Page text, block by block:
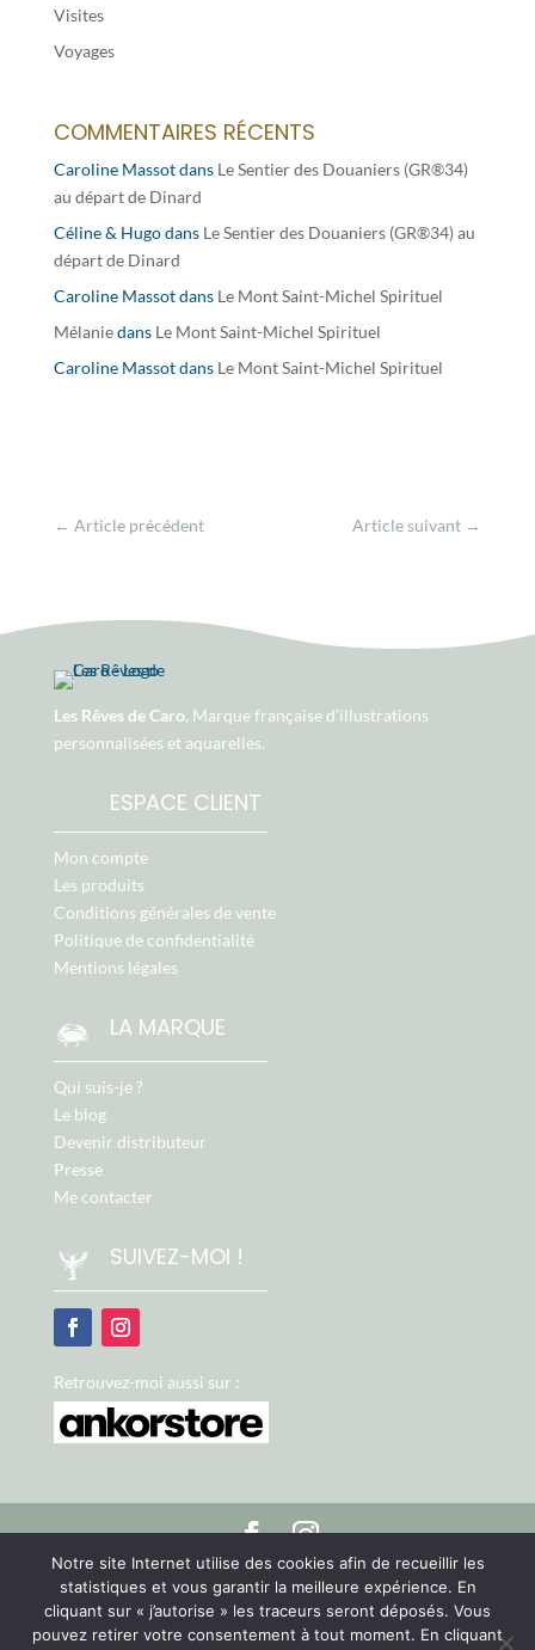
Visites
Voyages
COMMENTAIRES RÉCENTS
Caroline Massotdans Le Sentier des Douaniers (GR®34)
au départ de Dinard
Céline & Hugodans Le Sentier des Douaniers (GR®34) au
départ de Dinard
Caroline Massotdans Le Mont Saint-Michel Spirituel
Mélaniedans Le Mont Saint-Michel Spirituel
Caroline Massotdans Le Mont Saint-Michel Spirituel
← Article précédent Article suivant →
Les Rêves de Caro, Marque française d'illustrations
personnalisées et aquarelles.
ESPACE CLIENT
Mon compte
Les produits
Conditions générales de vente
Politique de confidentialité
Mentions légales
LA MARQUE
Qui suis-je ?
Le blog
Devenir distributeur
Presse
Me contacter
SUIVEZ-MOI !
Retrouvez-moi aussi sur :
©ARTEO Digital - Agence Web & Communication sur Le
Notre site Internet utilise des cookies afin de recueillir les
statistiques et vous garantir la meilleure expérience. En
cliquant sur « j’autorise » les traceurs seront déposés. Vous
pouvez retirer votre consentement à tout moment. En cliquant